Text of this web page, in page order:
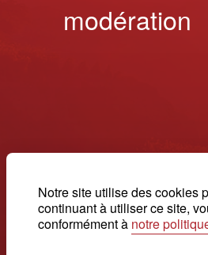
Notre site utilise des cookies
continuant à utiliser ce site,
conformément à notre
modération